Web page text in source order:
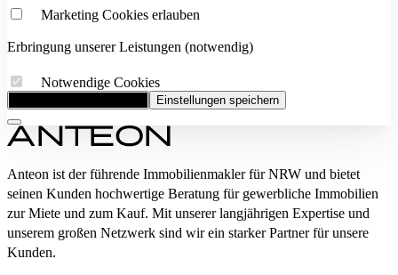
Marketing Cookies erlauben
Erbringung unserer Leistungen (notwendig)
Notwendige Cookies
Einstellungen speichern
Anteon ist der führende Immobilienmakler für NRW und bietet
seinen Kunden hochwertige Beratung für gewerbliche Immobilien
zur Miete und zum Kauf. Mit unserer langjährigen Expertise und
unserem großen Netzwerk sind wir ein starker Partner für unsere
Kunden.